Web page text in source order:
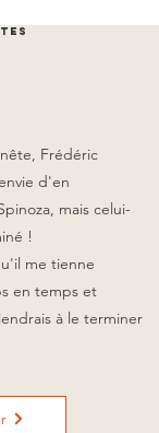
Frédéric
d'en
mais celui-
!
me tienne
en temps et
à le terminer